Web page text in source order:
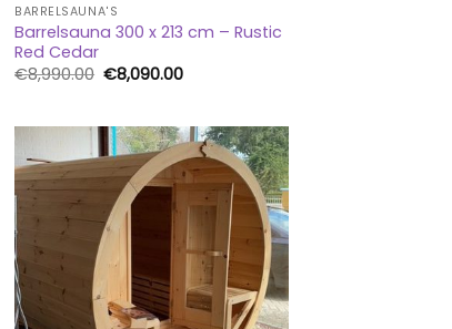
BARRELSAUNA'S
Barrelsauna 300 x 213 cm – Rustic
Red Cedar
€8,990.00 Oorspronkelijke
prijs
€8,090.00Huidige